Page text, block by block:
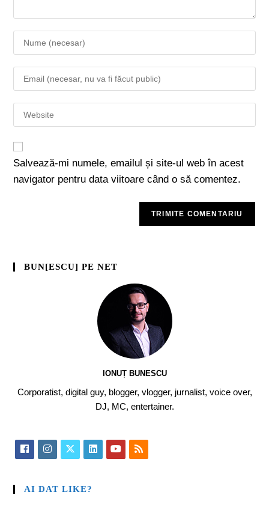
Salvează-mi numele, emailul și site-ul web în acest
navigator pentru data viitoare când o să comentez.
BUN[ESCU] PE NET
IONUȚ BUNESCU
Corporatist, digital guy, blogger, vlogger, jurnalist, voice over,
DJ, MC, entertainer.
AI DAT LIKE?